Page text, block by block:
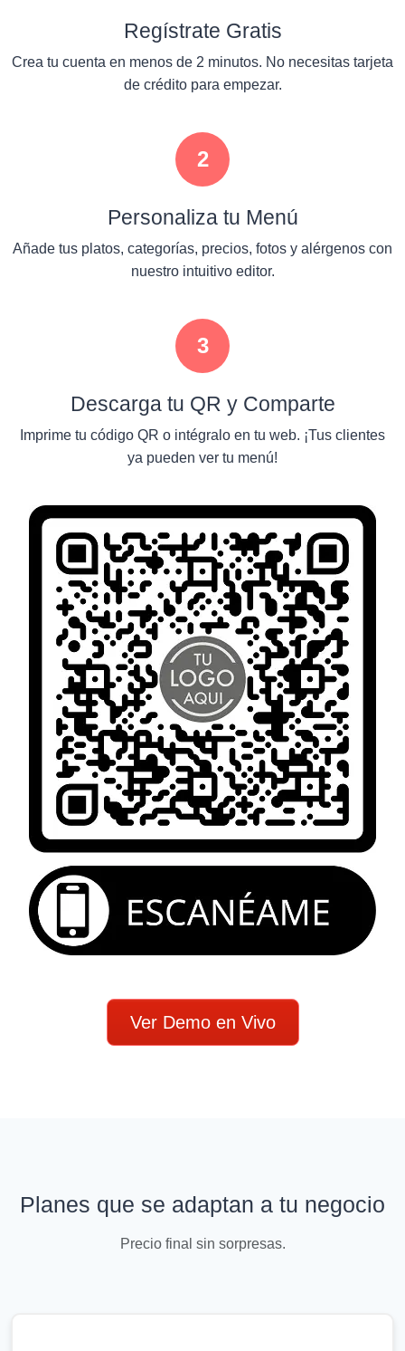
Regístrate Gratis
Crea tu cuenta en menos de 2 minutos. No necesitas tarjeta
de crédito para empezar.
2
Personaliza tu Menú
Añade tus platos, categorías, precios, fotos y alérgenos con
nuestro intuitivo editor.
3
Descarga tu QR y Comparte
Imprime tu código QR o intégralo en tu web. ¡Tus clientes
ya pueden ver tu menú!
Ver Demo en Vivo
Planes que se adaptan a tu negocio
Precio final sin sorpresas.